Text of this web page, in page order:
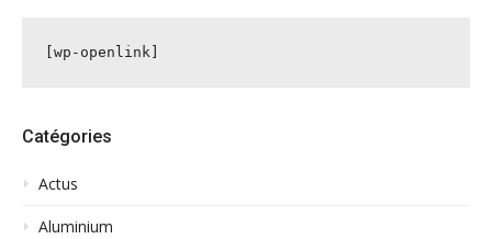
[wp-openlink]
Catégories
Actus
Aluminium